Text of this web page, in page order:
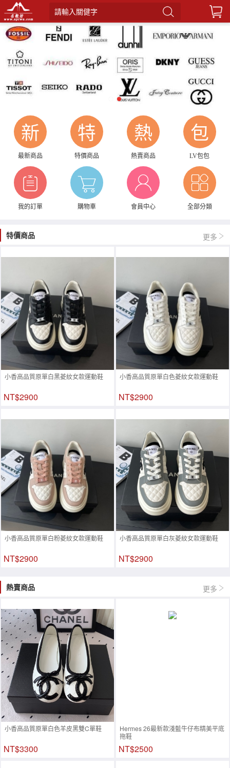
請輸入關健字
新
最新商品
特
特價商品
熱
熱賣商品
包
LV包包
我的訂單 購物車 會員中心 全部分類
特價商品 更多
小香高品質原單白黑菱紋女款運動鞋
NT$2900
小香高品質原單白色菱紋女款運動鞋
NT$2900
小香高品質原單白粉菱紋女款運動鞋
NT$2900
小香高品質原單白灰菱紋女款運動鞋
NT$2900
熱賣商品 更多
小香高品質原單白色羊皮黑雙C單鞋
NT$3300
Hermes 26最新款淺藍牛仔布精美平底
拖鞋
NT$2500